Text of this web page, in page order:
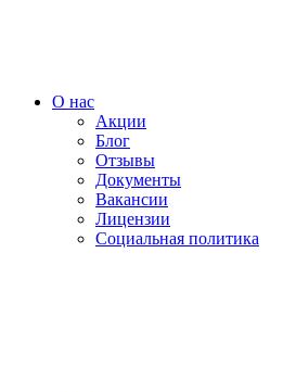
О нас
Акции
Блог
Отзывы
Документы
Вакансии
Лицензии
Социальная политика